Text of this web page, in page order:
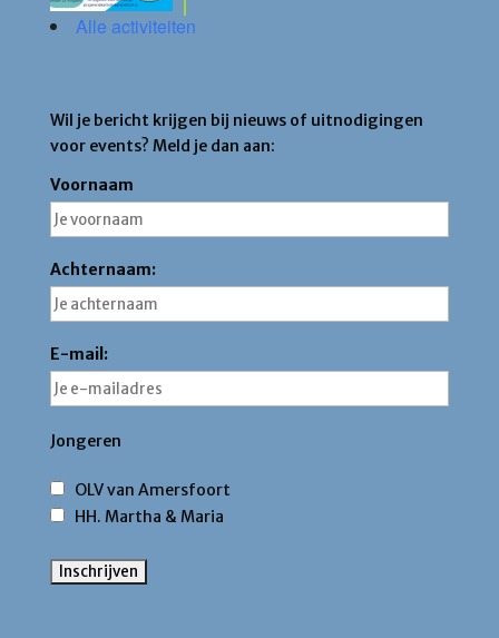
Alle activiteiten
Wil je bericht krijgen bij nieuws of uitnodigingen
voor events? Meld je dan aan:
Voornaam
Achternaam:
E-mail:
Jongeren
OLV van Amersfoort
HH. Martha & Maria